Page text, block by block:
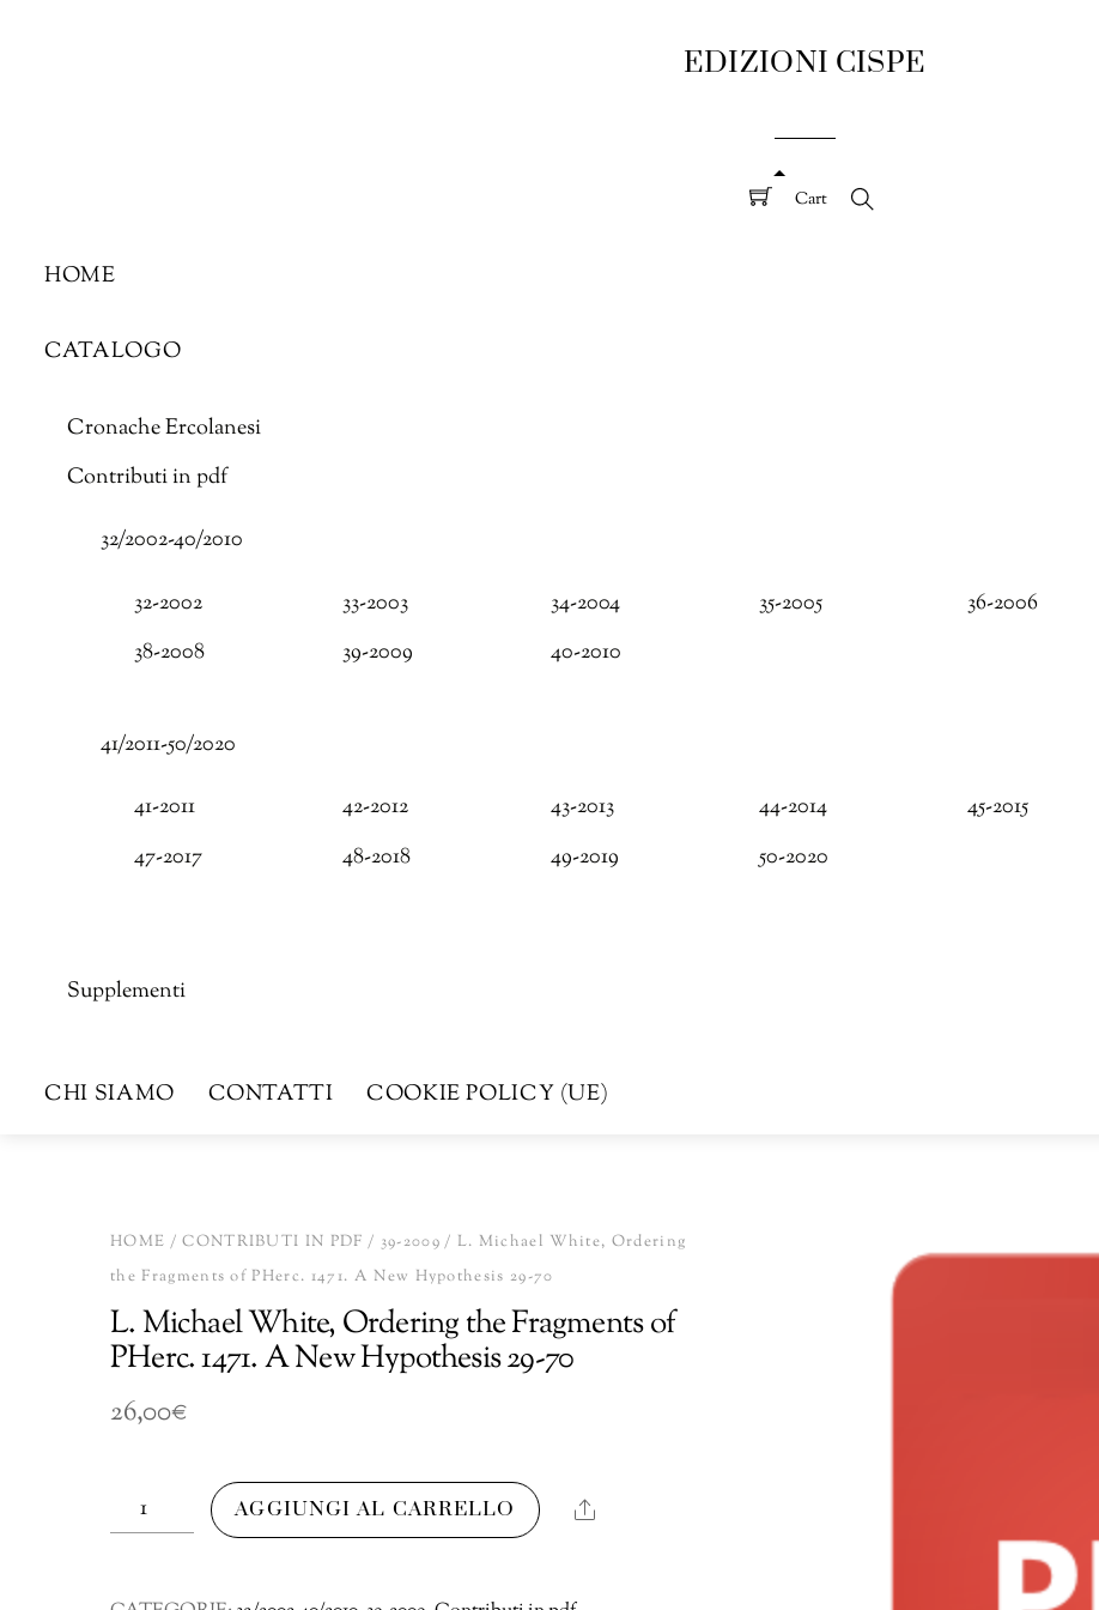
EDIZIONI CISPE
Cart
HOME
CATALOGO
Cronache Ercolanesi
Contributi in pdf
32/2002-40/2010
32-2002 33-2003 34-2004 35-2005 36-2006
38-2008
39-2009 40-2010
41/2011-50/2020
41-2011 42-2012 43-2013 44-2014 45-2015
47-2017
48-2018 49-2019 50-2020
Supplementi
CHI SIAMO CONTATTI COOKIE POLICY (UE)
HOME /CONTRIBUTI IN PDF / 39-2009/ L. Michael White, Ordering
the Fragments of PHerc. 1471. A New Hypothesis 29-70
L. Michael White, Ordering the Fragments of
PHerc. 1471. A New Hypothesis 29-70
26,00€
Michael
AGGIUNGI AL CARRELLO Share